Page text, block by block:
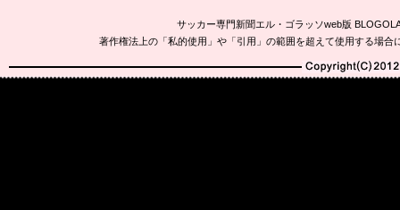
サッカー専門新聞エル・ゴラッソweb版
著作権法上の「私的使用」や「引用」の範囲を超えて使用する場
Copyright(C)2010-